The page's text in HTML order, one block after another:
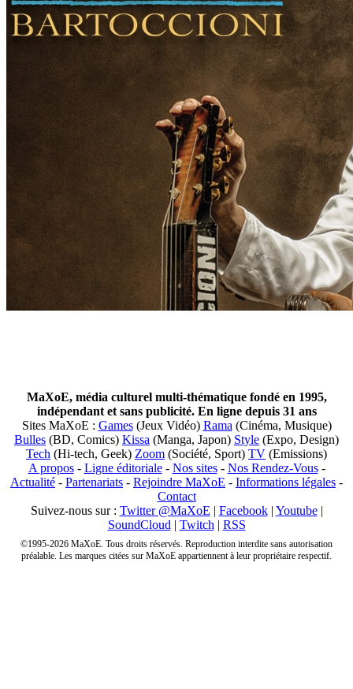
MaXoE, média culturel multi-thématique fondé en 1995,
indépendant et sans publicité. En ligne depuis 31 ans
Sites MaXoE : Games(Jeux Vidéo) Rama (Cinéma, Musique)
Bulles (BD, Comics) Kissa (Manga, Japon) Style (Expo, Design)
Tech (Hi-tech, Geek) Zoom (Société, Sport) TV (Emissions)
A propos- Ligne éditoriale- Nos sites- Nos Rendez-Vous-
Actualité - Partenariats - Rejoindre MaXoE - Informations légales -
Contact
Suivez-nous sur : Twitter @MaXoE | Facebook| Youtube|
SoundCloud | Twitch | RSS
©1995-2026 MaXoE. Tous droits réservés. Reproduction interdite sans autorisation
préalable. Les marques citées sur MaXoE appartiennent à leur propriétaire respectif.